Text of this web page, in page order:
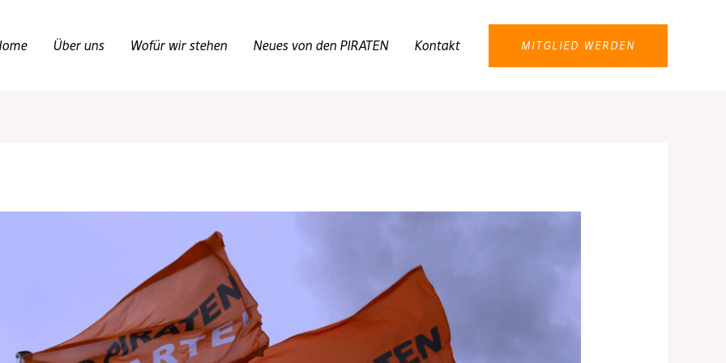
Über uns Wofür wir stehen Neues von den PIRATEN Kontakt MITGLIED WERDEN